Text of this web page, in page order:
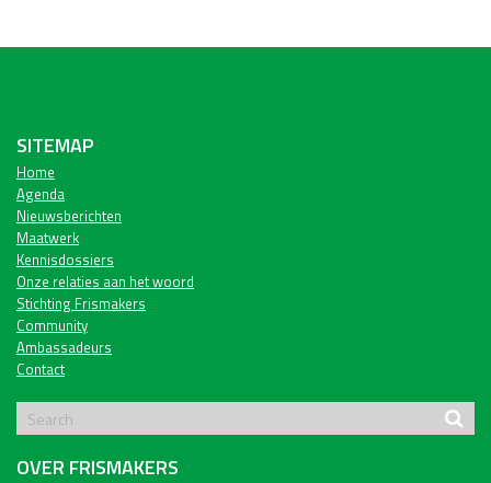
SITEMAP
Home
Agenda
Nieuwsberichten
Maatwerk
Kennisdossiers
Onze relaties aan het woord
Stichting Frismakers
Community
Ambassadeurs
Contact
OVER FRISMAKERS